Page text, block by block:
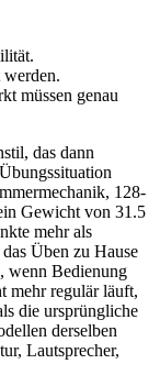
müssen genau
das dann
128-
Gewicht von 31.5
mehr als
Üben zu Hause
wenn Bedienung
mehr regulär läuft,
die ursprüngliche
derselben
Lautsprecher,